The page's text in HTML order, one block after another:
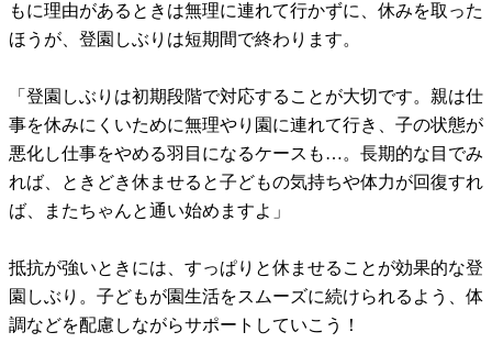
もに理由があるときは無理に連れて行かずに、休みを取った
ほうが、登園しぶりは短期間で終わります。
「登園しぶりは初期段階で対応することが大切です。親は仕
事を休みにくいために無理やり園に連れて行き、子の状態が
悪化し仕事をやめる羽目になるケースも…。長期的な目でみ
れば、ときどき休ませると子どもの気持ちや体力が回復すれ
ば、またちゃんと通い始めますよ」
抵抗が強いときには、すっぱりと休ませることが効果的な登
園しぶり。子どもが園生活をスムーズに続けられるよう、体
調などを配慮しながらサポートしていこう！